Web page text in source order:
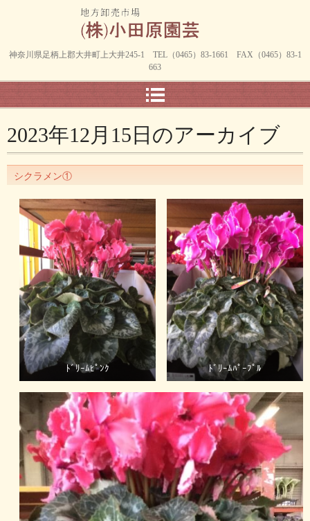
神奈川県足柄上郡大井町上大井245-1 TEL（0465）83-1661 FAX（0465）83-1
663
2023年12月15日 のアーカイブ
シクラメン①
ﾄﾞﾘｰﾑﾋﾟﾝｸ ﾄﾞﾘｰﾑﾊﾟｰﾌﾟﾙ